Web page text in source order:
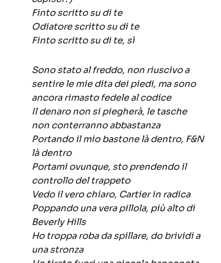
Finto scritto su di te
Odiatore scritto su di te
Finto scritto su di te, sì
Sono stato al freddo, non riuscivo a
sentire le mie dita dei piedi, ma sono
ancora rimasto fedele al codice
Il denaro non si piegherà, le tasche
non conterranno abbastanza
Portando il mio bastone là dentro, F&N
là dentro
Portami ovunque, sto prendendo il
controllo del trappeto
Vedo il vero chiaro, Cartier in radica
Poppando una vera pillola, più alto di
Beverly Hills
Ho troppa roba da spillare, do brividi a
una stronza